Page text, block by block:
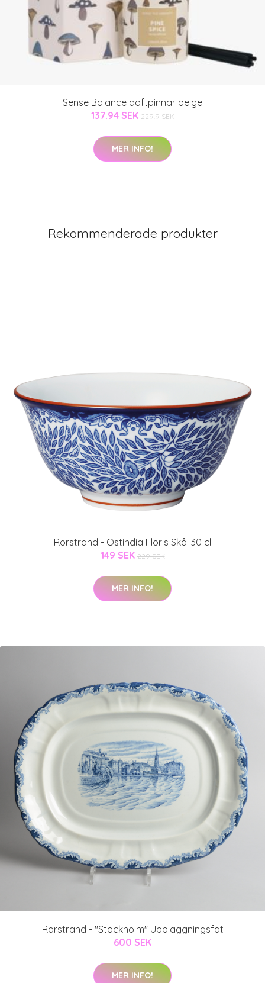
Sense Balance doftpinnar beige
137.94 SEK 229.9 SEK
MER INFO!
Rekommenderade produkter
Rörstrand - Ostindia Floris Skål 30 cl
149 SEK 229 SEK
MER INFO!
Rörstrand - "Stockholm" Uppläggningsfat
600 SEK
MER INFO!